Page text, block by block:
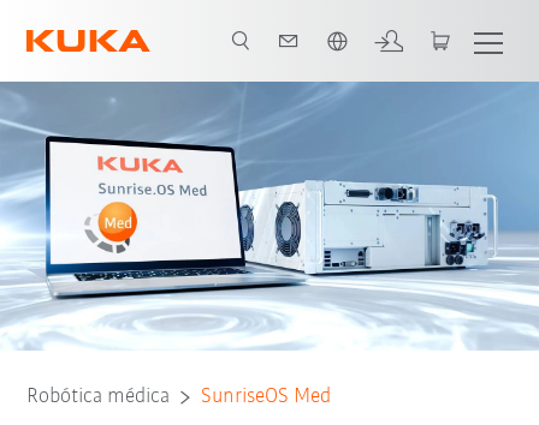
Ventajas Servicio Certificación Ampliaciones del software
Robótica médica SunriseOS Med